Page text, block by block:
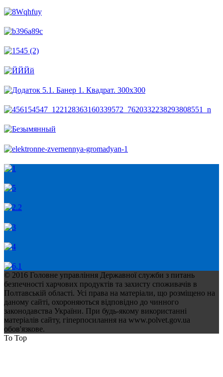
© 2016 Головне управління Державної служби з питань
безпечності харчових продуктів та захисту споживачів в
Полтавській області. Усі права на матеріали, що розміщено на
даному сайті, охороняються відповідно до чинного
законодавства України. При будь-якому використанні
матеріалів сайту, гіперпосилання на www.polvet.gov.ua
обов'язкове.
To Top